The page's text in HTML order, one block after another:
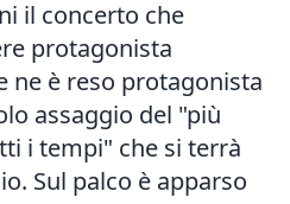
il concerto che
protagonista
ne è reso protagonista
assaggio del "più
i tempi" che si terrà
Sul palco è apparso